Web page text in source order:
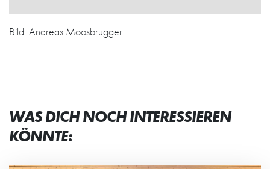
Bild: Andreas Moosbrugger
WAS DICH NOCH INTERESSIEREN
KÖNNTE: